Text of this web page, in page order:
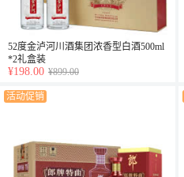
52度金泸河川酒集团浓香型白酒500ml
*2礼盒装
¥198.00 ¥899.00
活动促销